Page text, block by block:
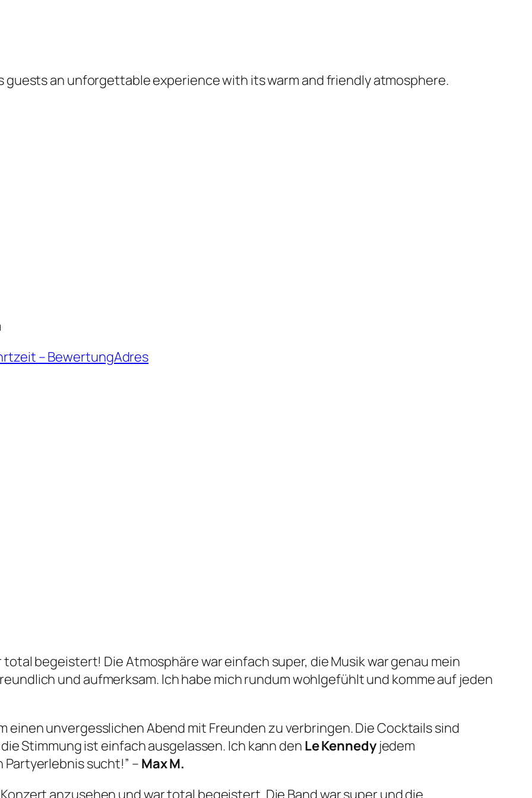
an unforgettable experience with its warm and friendly atmosphere.
– BewertungAdres
begeistert! Die Atmosphäre war einfach super, die Musik war genau mein
und aufmerksam. Ich habe mich rundum wohlgefühlt und komme auf jeden
einen unvergesslichen Abend mit Freunden zu verbringen. Die Cocktails sind
Stimmung ist einfach ausgelassen. Ich kann den Le Kennedyjedem
sucht!” – Max M.